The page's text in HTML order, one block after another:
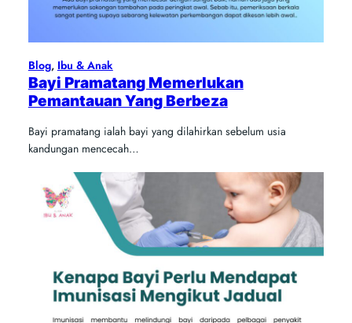
Blog, Ibu & Anak
Bayi Pramatang Memerlukan
Pemantauan Yang Berbeza
Bayi pramatang ialah bayi yang dilahirkan sebelum usia
kandungan mencecah…